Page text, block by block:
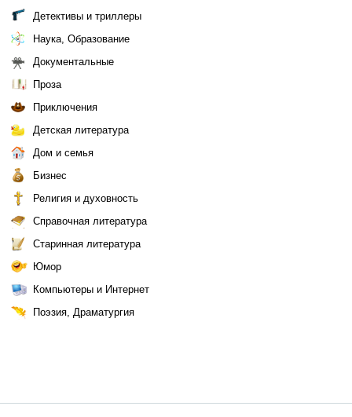
Детективы и триллеры
Наука, Образование
Документальные
Проза
Приключения
Детская литература
Дом и семья
Бизнес
Религия и духовность
Справочная литература
Старинная литература
Юмор
Компьютеры и Интернет
Поэзия, Драматургия